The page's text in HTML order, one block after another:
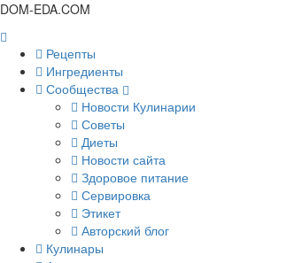
DOM-EDA.COM
Рецепты
Ингредиенты
Сообщества
Новости Кулинарии
Советы
Диеты
Новости сайта
Здоровое питание
Сервировка
Этикет
Авторский блог
Кулинары